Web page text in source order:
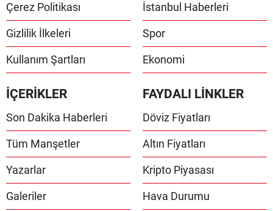
Çerez Politikası
Gizlilik İlkeleri
Kullanım Şartları
İstanbul Haberleri
Spor
Ekonomi
İÇERİKLER
Son Dakika Haberleri
Tüm Manşetler
Yazarlar
Galeriler
FAYDALI LİNKLER
Döviz Fiyatları
Altın Fiyatları
Kripto Piyasası
Hava Durumu